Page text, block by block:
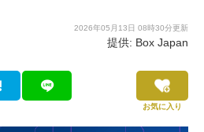
2026年05月13日 08時30分更新
提供: Box Japan
お気に入り